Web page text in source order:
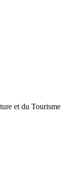
et du Tourisme